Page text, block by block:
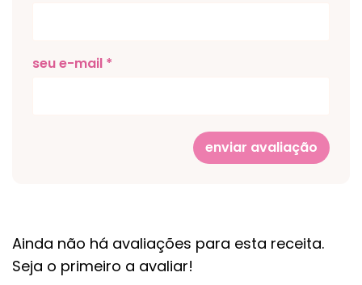
seu e-mail *
enviar avaliação
Ainda não há avaliações para esta receita.
Seja o primeiro a avaliar!